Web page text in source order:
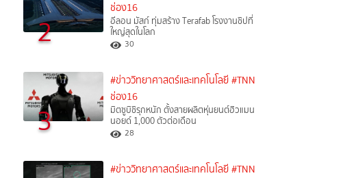
2
ช่อง16
อีลอน มัสก์ ทุ่มสร้าง Terafab โรงงานชิปที่
ใหญ่สุดในโลก
30
3
#ข่าววิทยาศาสตร์และเทคโนโลยี #TNN
ช่อง16
มิตซูบิชิรุกหนัก ตั้งสายผลิตหุ่นยนต์ฮิวแมน
นอยด์ 1,000 ตัวต่อเดือน
28
#ข่าววิทยาศาสตร์และเทคโนโลยี #TNN